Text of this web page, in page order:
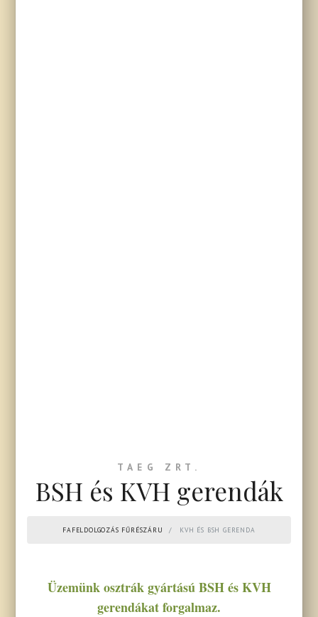
TAEG ZRT.
BSH és KVH gerendák
FAFELDOLGOZÁS FŰRÉSZÁRU KVH ÉS BSH GERENDA
Üzemünk osztrák gyártású BSH és KVH
gerendákat forgalmaz.